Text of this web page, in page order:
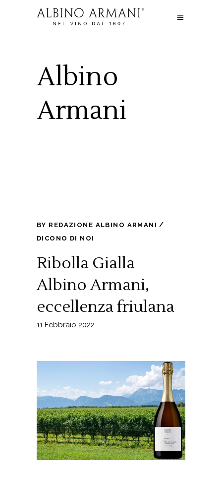
Albino
Armani
BY REDAZIONE ALBINO ARMANI
DICONO DI NOI
Ribolla Gialla
Albino Armani,
eccellenza friulana
11 Febbraio 2022